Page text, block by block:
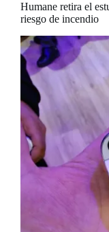
Humane retira el
riesgo de incendio